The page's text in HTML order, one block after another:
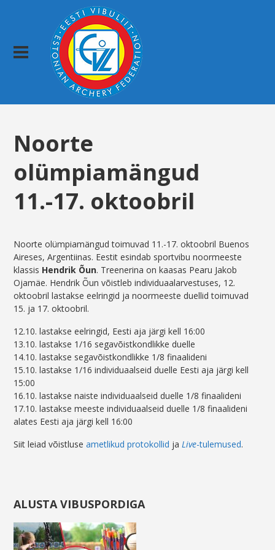
Noorte
olümpiamängud
11.-17. oktoobril
Noorte olümpiamängud toimuvad 11.-17. oktoobril Buenos
Aireses, Argentiinas. Eestit esindab sportvibu noormeeste
klassis Hendrik Õun. Treenerina on kaasas Pearu Jakob
Ojamäe. Hendrik Õun võistleb individuaalarvestuses, 12.
oktoobril lastakse eelringid ja noormeeste duellid toimuvad
15. ja 17. oktoobril.
12.10. lastakse eelringid, Eesti aja järgi kell 16:00
13.10. lastakse 1/16 segavõistkondlikke duelle
14.10. lastakse segavõistkondlikke 1/8 finaalideni
15.10. lastakse 1/16 individuaalseid duelle Eesti aja järgi kell
15:00
16.10. lastakse naiste individuaalseid duelle 1/8 finaalideni
17.10. lastakse meeste individuaalseid duelle 1/8 finaalideni
alates Eesti aja järgi kell 16:00
Siit leiad võistluseametlikud protokollid jaLive-tulemused.
ALUSTA VIBUSPORDIGA